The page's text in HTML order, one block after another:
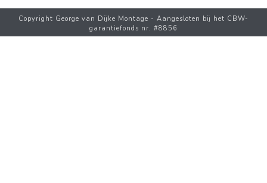
Copyright George van Dijke Montage - Aangesloten bij het CBW-
garantiefonds nr. #8856